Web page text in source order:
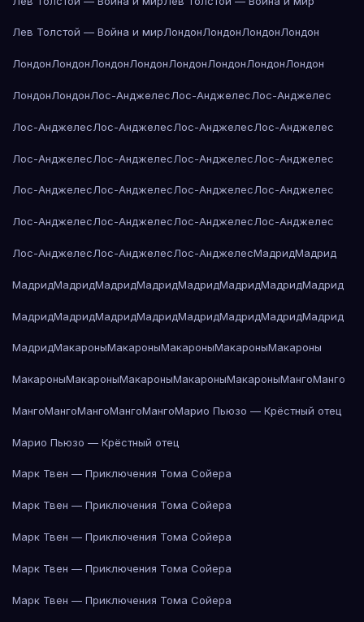
Лев Толстой — Война и мирЛондонЛондонЛондонЛондон
ЛондонЛондонЛондонЛондонЛондонЛондонЛондонЛондон
ЛондонЛондонЛос-АнджелесЛос-АнджелесЛос-Анджелес
Лос-АнджелесЛос-АнджелесЛос-АнджелесЛос-Анджелес
Лос-АнджелесЛос-АнджелесЛос-АнджелесЛос-Анджелес
Лос-АнджелесЛос-АнджелесЛос-АнджелесЛос-Анджелес
Лос-АнджелесЛос-АнджелесЛос-АнджелесЛос-Анджелес
Лос-АнджелесЛос-АнджелесЛос-АнджелесМадридМадрид
МадридМадридМадридМадридМадридМадридМадридМадрид
МадридМадридМадридМадридМадридМадридМадридМадрид
МадридМакароныМакароныМакароныМакароныМакароны
МакароныМакароныМакароныМакароныМакароныМангоМанго
МангоМангоМангоМангоМангоМарио Пьюзо — Крёстный отец
Марио Пьюзо — Крёстный отец
Марк Твен — Приключения Тома Сойера
Марк Твен — Приключения Тома Сойера
Марк Твен — Приключения Тома Сойера
Марк Твен — Приключения Тома Сойера
Марк Твен — Приключения Тома Сойера